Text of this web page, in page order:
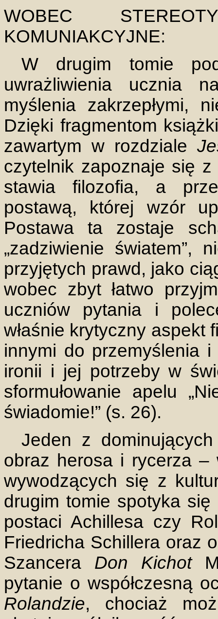
WOBEC
KOMUNIAKCYJNE:
W drugim tomie
uwrażliwienia ucznia
myślenia zakrzepłymi,
Dzięki fragmentom
zawartym w rozdziale
czytelnik zapoznaje się
stawia filozofia, a
postawą, której wzór
Postawa ta zostaje
„zadziwienie światem”,
przyjętych prawd, jako
wobec zbyt łatwo
uczniów pytania i
właśnie krytyczny aspekt
innymi do przemyślenia
ironii i jej potrzeby w
sformułowanie apelu
świadomie!” (s. 26).
Jeden z
obraz herosa i rycerza –
wywodzących się z
drugim tomie spotyka
postaci Achillesa czy
Friedricha Schillera oraz
Szancera Don Kichot
pytanie o współczesną
Rolandzie, chociaż